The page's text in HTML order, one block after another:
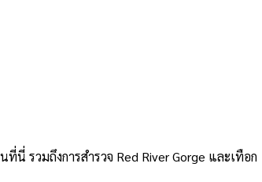
รวมถึงการสำรวจ Red River Gorge และเทือก